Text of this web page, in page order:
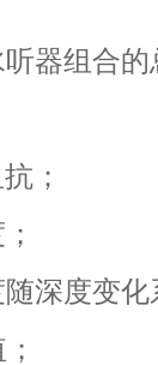
器组合的
；
度变化